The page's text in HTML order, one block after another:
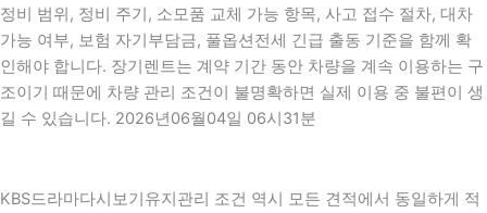
정비 범위, 정비 주기, 소모품 교체 가능 항목, 사고 접수 절차, 대차
가능 여부, 보험 자기부담금, 풀옵션전세 긴급 출동 기준을 함께 확
인해야 합니다. 장기렌트는 계약 기간 동안 차량을 계속 이용하는 구
조이기 때문에 차량 관리 조건이 불명확하면 실제 이용 중 불편이 생
길 수 있습니다. 2026년06월04일 06시31분
KBS드라마다시보기유지관리 조건 역시 모든 견적에서 동일하게 적